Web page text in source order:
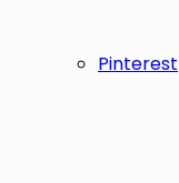
Pinterest